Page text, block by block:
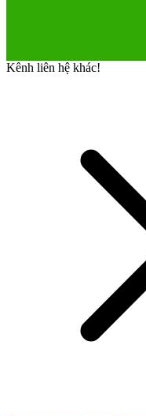
Kênh liên hệ khác!